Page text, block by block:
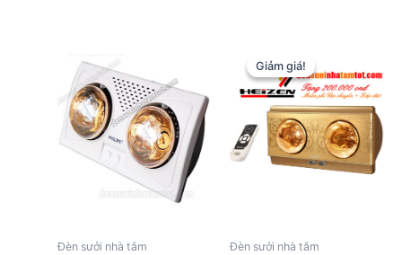
Đèn sưởi nhà tắm
Giảm giá!
Giảm giá!
Đèn sưởi nhà tắm